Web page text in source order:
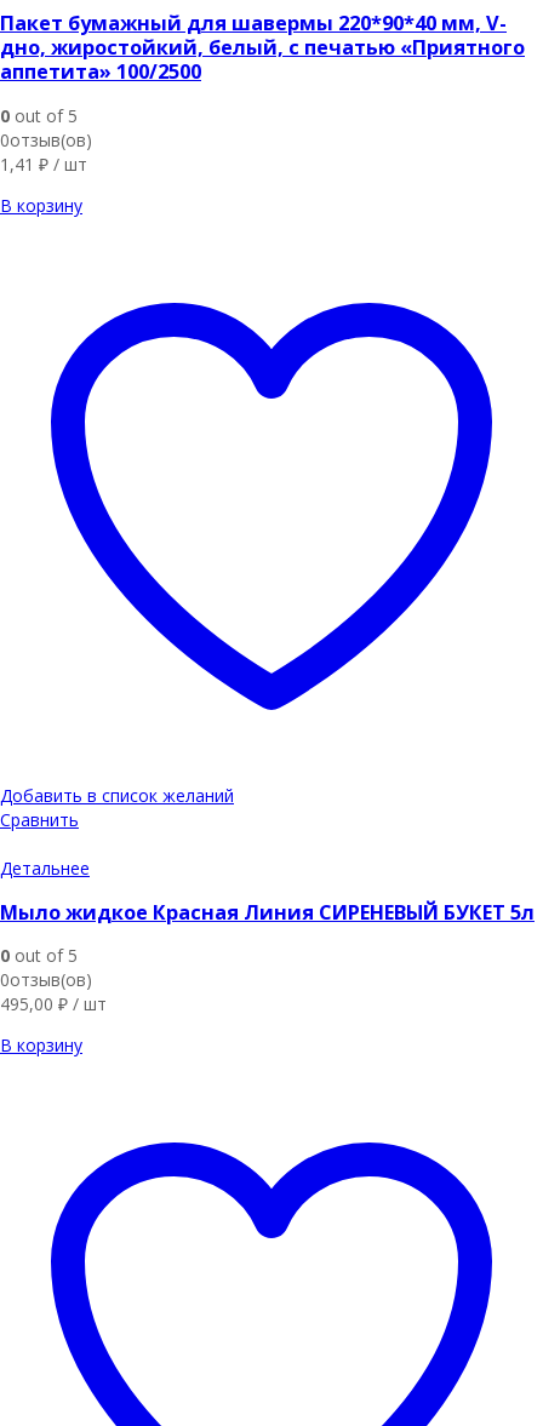
Пакет бумажный для шавермы 220*90*40 мм, V-
дно, жиростойкий, белый, с печатью «Приятного
аппетита» 100/2500
0 out of 5
0отзыв(ов)
1,41 ₽ / шт
В корзину
Добавить в список желаний
Сравнить
Детальнее
Мыло жидкое Красная Линия СИРЕНЕВЫЙ БУКЕТ 5л
0 out of 5
0отзыв(ов)
495,00 ₽ / шт
В корзину